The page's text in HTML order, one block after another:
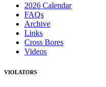
2026 Calendar
FAQs
Archive
Links
Cross Bores
Videos
VIOLATORS